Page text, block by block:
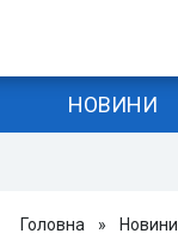
НОВИНИ
Головна » Новини